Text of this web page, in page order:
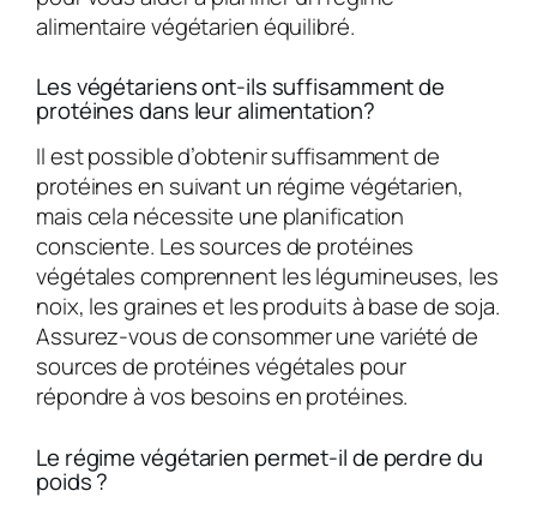
alimentaire végétarien équilibré.
Les végétariens ont-ils suffisamment de
protéines dans leur alimentation?
Il est possible d’obtenir suffisamment de
protéines en suivant un régime végétarien,
mais cela nécessite une planification
consciente. Les sources de protéines
végétales comprennent les légumineuses, les
noix, les graines et les produits à base de soja.
Assurez-vous de consommer une variété de
sources de protéines végétales pour
répondre à vos besoins en protéines.
Le régime végétarien permet-il de perdre du
poids ?